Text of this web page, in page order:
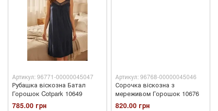
Артикул: 96771-00000045047
Рубашка віскозна Батал
Горошок Cotpark 10649
785.00 грн
Артикул: 96768-00000045046
Сорочка віскозна з
мереживом Горошок 10676
820.00 грн